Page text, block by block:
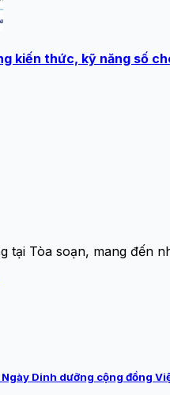
kiến thức, kỹ năng số
tại Tòa soạn, mang đến
Ngày Dinh dưỡng cộng đồng